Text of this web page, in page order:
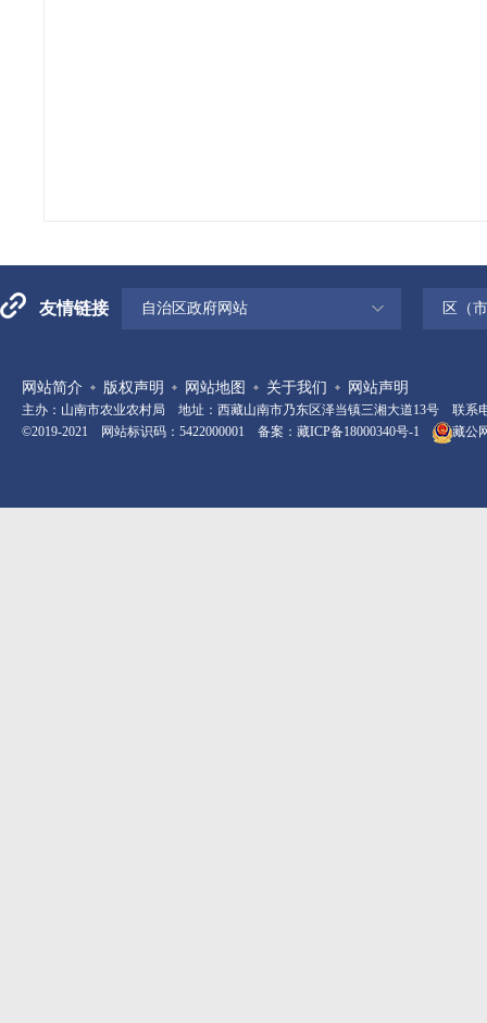
友情链接 自治区政府网站 区（
网站简介 版权声明 网站地图 关于我们 网站声明
主办：山南市农业农村局 地址：西藏山南市乃东区泽当镇三湘大道13号 联系电
©2019-2021 网站标识码：5422000001 备案： 藏ICP备18000340号-1 藏公